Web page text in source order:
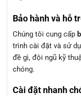
Bảo hành và hỗ
Chúng tôi cung cấp
trình cài đặt và sử
đề gì, đội ngũ kỹ
chóng.
Cài đặt nhanh